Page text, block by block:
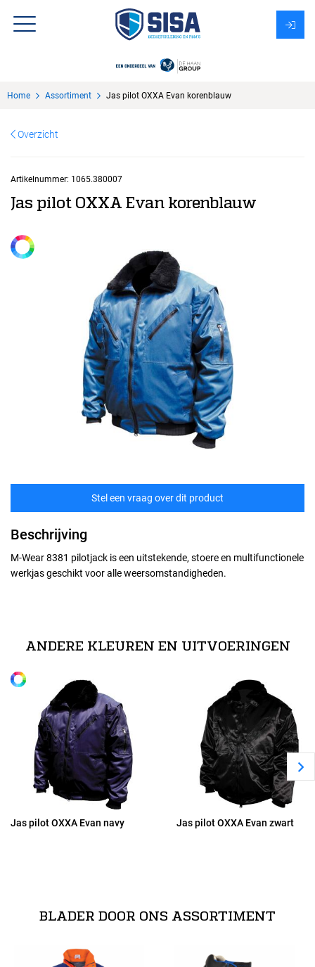
Over Sisa
KMS
Uitzendbureau?
Home Assortiment Jas pilot OXXA Evan korenblauw
Overzicht
Artikelnummer: 1065.380007
Jas pilot OXXA Evan korenblauw
Stel een vraag over dit product
Beschrijving
M-Wear 8381 pilotjack is een uitstekende, stoere en multifunctionele
werkjas geschikt voor alle weersomstandigheden.
ritssluiting // Afneembare bontkraag // Afritsbare mouwen //
de mouw en een telefoonzak // Kleur: ko
Lees meer
ANDERE KLEUREN EN UITVOERINGEN
Jas pilot OXXA Evan navy Jas pilot OXXA Evan zwart
BLADER DOOR ONS ASSORTIMENT